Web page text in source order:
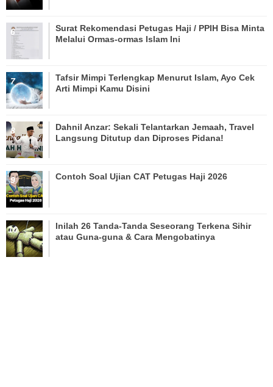
Surat Rekomendasi Petugas Haji / PPIH Bisa Minta
Melalui Ormas-ormas Islam Ini
Tafsir Mimpi Terlengkap Menurut Islam, Ayo Cek
Arti Mimpi Kamu Disini
Dahnil Anzar: Sekali Telantarkan Jemaah, Travel
Langsung Ditutup dan Diproses Pidana!
Contoh Soal Ujian CAT Petugas Haji 2026
Inilah 26 Tanda-Tanda Seseorang Terkena Sihir
atau Guna-guna & Cara Mengobatinya